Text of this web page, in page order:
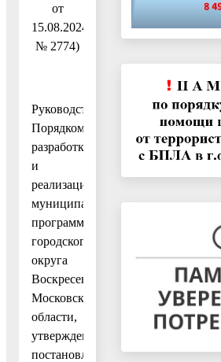
от
15.08.2024
№ 2774)
Руководствуясь
Порядком
разработки
и
реализации
муниципальных
программ
городского
округа
Воскресенск
Московской
области,
утвержденным
постановлением